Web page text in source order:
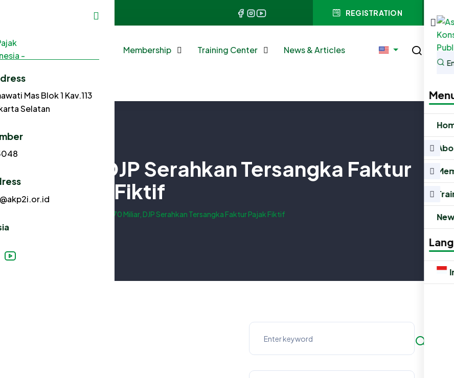
sekretariat@akp2i.or.id REGISTRATION
Membership Training Center News & Articles
Mas Blok 1 Kav.113
Selatan
Miliar, DJP Serahkan Tersangka Faktur
Pajak Fiktif
Rugikan Negara Rp 170 Miliar, DJP Serahkan Tersangka Faktur Pajak Fiktif